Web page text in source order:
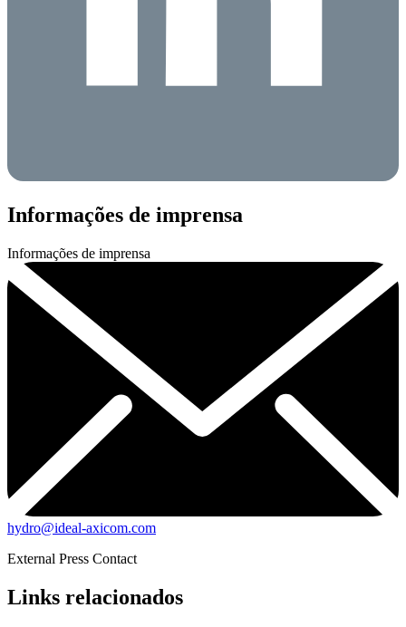
Informações de imprensa
Informações de imprensa
hydro@ideal-axicom.com
External Press Contact
Links relacionados